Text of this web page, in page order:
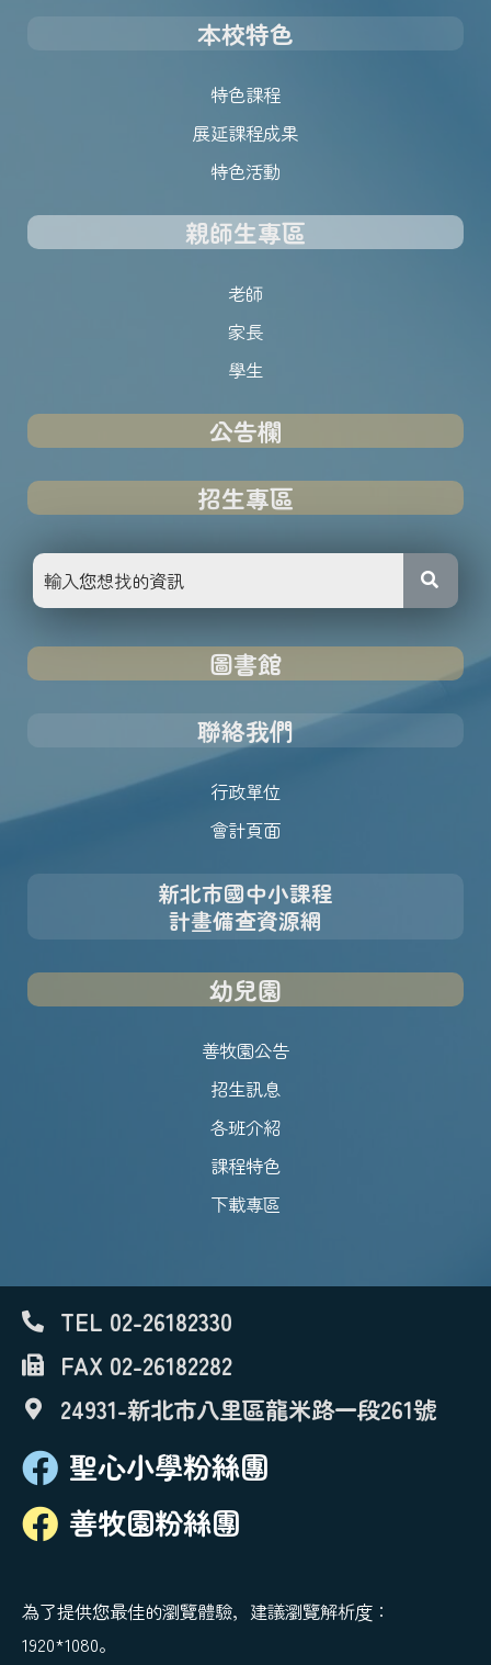
本校特色
特色課程
展延課程成果
特色活動
親師生專區
老師
家長
學生
公告欄
招生專區
圖書館
聯絡我們
行政單位
會計頁面
新北市國中小課程
計畫備查資源網
幼兒園
善牧園公告
招生訊息
各班介紹
課程特色
下載專區
TEL 02-26182330
FAX 02-26182282
24931-新北市八里區龍米路一段261號
聖心小學粉絲團
善牧園粉絲團
為了提供您最佳的瀏覽體驗，建議瀏覽解析度：
1920*1080。